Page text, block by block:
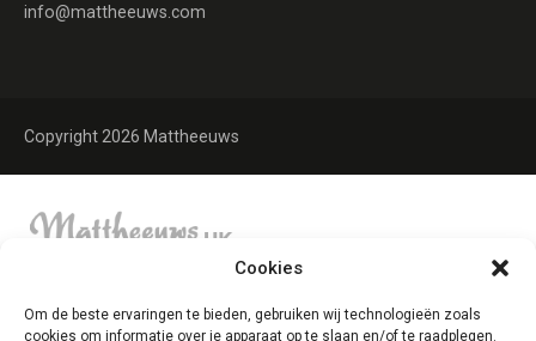
Cookies
Om de beste ervaringen te bieden, gebruiken wij technologieën zoals
cookies om informatie over je apparaat op te slaan en/of te raadplegen.
info@mattheeuws.com
Copyright 2026 Mattheeuws